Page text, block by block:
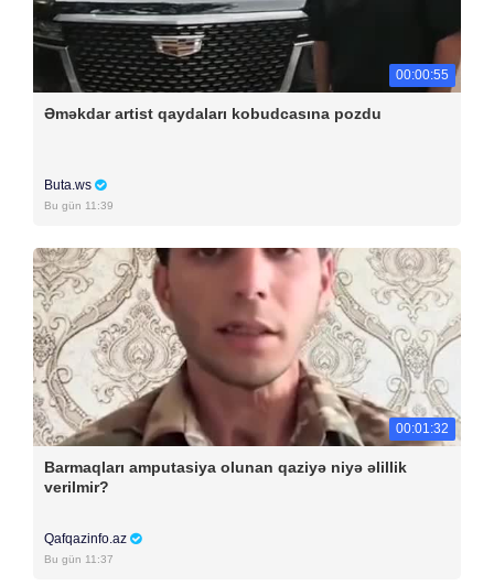
00:00:55
Əməkdar artist qaydaları kobudcasına pozdu
Buta.ws
Bu gün 11:39
00:01:32
Barmaqları amputasiya olunan qaziyə niyə əlillik
verilmir?
Qafqazinfo.az
Bu gün 11:37